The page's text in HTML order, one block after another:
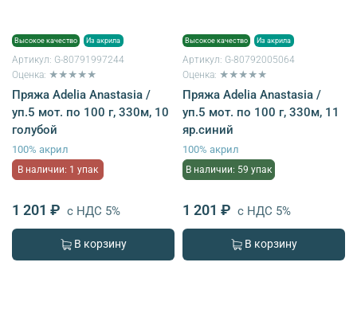
Высокое качество Из акрила
Артикул: G-80791997244
Оценка: ★★★★★
Пряжа Adelia Anastasia /
уп.5 мот. по 100 г, 330м, 10
голубой
100% акрил
В наличии: 1 упак
1 201 ₽ с НДС 5%
В корзину
Высокое качество Из акрила
Артикул: G-80792005064
Оценка: ★★★★★
Пряжа Adelia Anastasia /
уп.5 мот. по 100 г, 330м, 11
яр.синий
100% акрил
В наличии: 59 упак
1 201 ₽ с НДС 5%
В корзину